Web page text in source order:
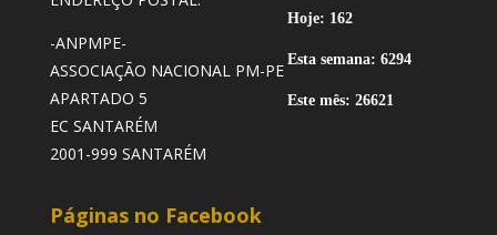
-ANPMPE-
ASSOCIAÇÃO NACIONAL PM-PE
APARTADO 5
EC SANTARÉM
2001-999 SANTARÉM
Páginas no Facebook
Hoje: 162
Esta semana: 6294
Este mês: 26621